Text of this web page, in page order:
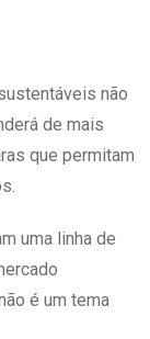
não
de mais
que permitam
uma linha de
é um tema